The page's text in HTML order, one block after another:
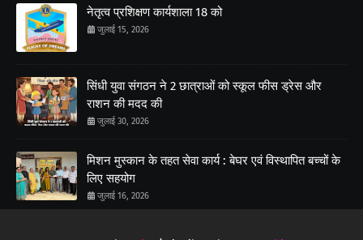
नेतृत्व प्रशिक्षण कार्यशाला 18 को
जुलाई 15, 2026
सिंधी युवा संगठन ने 2 छात्राओं को स्कूल फीस ड्रेस और
राशन की मदद की
जुलाई 30, 2026
मिशन मुस्कान के तहत सेवा कार्य : बेघर एवं विस्थापित बच्चों के
लिए सहयोग
जुलाई 16, 2026